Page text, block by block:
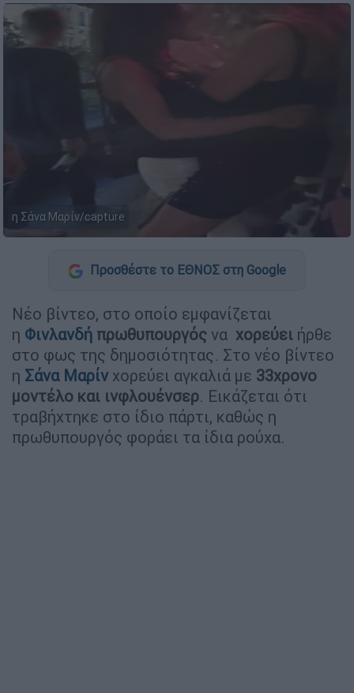
η Σάνα Μαρίν/capture
Προσθέστε το ΕΘΝΟΣ στη Google
Νέο βίντεο, στο οποίο εμφανίζεται
η Φινλανδή πρωθυπουργός να χορεύει ήρθε
στο φως της δημοσιότητας. Στο νέο βίντεο
η Σάνα Μαρίν χορεύει αγκαλιά με 33χρονο
μοντέλο και ινφλουένσερ. Εικάζεται ότι
τραβήχτηκε στο ίδιο πάρτι, καθώς η
πρωθυπουργός φοράει τα ίδια ρούχα.